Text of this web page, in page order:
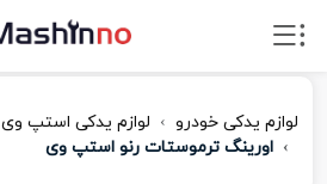
لوازم یدکی خودرو
لوازم یدکی استپ وی
اورینگ ترموستات رنو استپ وی